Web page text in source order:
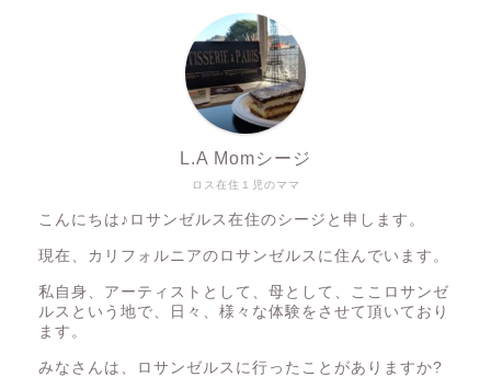
ロス在住１児のママ
L.A Momシージ
こんにちは♪ロサンゼルス在住のシージと申します。
現在、カリフォルニアのロサンゼルスに住んでいます。
私自身、アーティストとして、母として、ここロサンゼ
ルスという地で、日々、様々な体験をさせて頂いており
ます。
みなさんは、ロサンゼルスに行ったことがありますか?